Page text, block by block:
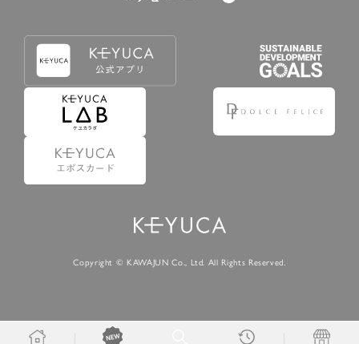
Copyright © KAWAJUN Co., Ltd. All Rights Reserved.